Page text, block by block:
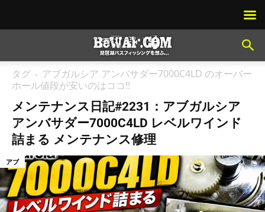
タグ
アブガルシア アンバサダー7000C4LD のオーバー
ホール値段が安いのはココ!!
メンテナンス日記#2231：アブガルシア
アンバサダー7000C4LD レベルワインド
詰まる メンテナンス修理
アブ